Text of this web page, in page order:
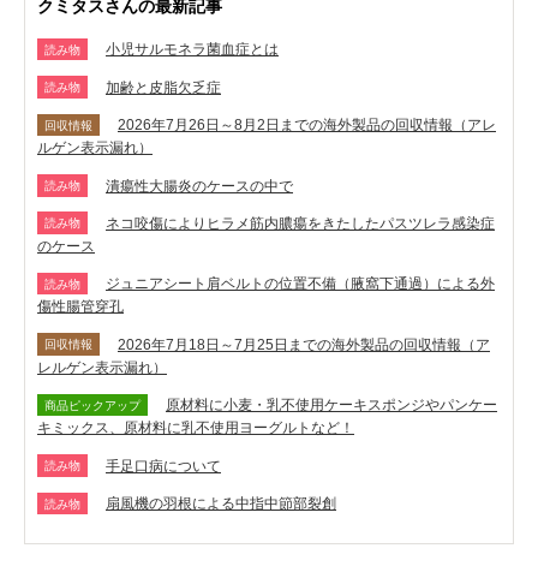
クミタスさんの最新記事
読み物 小児サルモネラ菌血症とは
読み物 加齢と皮脂欠乏症
回収情報
2026年7月26日～8月2日までの海外製品の回収情報（アレ
ルゲン表示漏れ）
読み物 潰瘍性大腸炎のケースの中で
読み物
ネコ咬傷によりヒラメ筋内膿瘍をきたしたパスツレラ感染症
のケース
読み物
ジュニアシート肩ベルトの位置不備（腋窩下通過）による外
傷性腸管穿孔
回収情報
2026年7月18日～7月25日までの海外製品の回収情報（ア
レルゲン表示漏れ）
商品ピックアップ
原材料に小麦・乳不使用ケーキスポンジやパンケー
キミックス、原材料に乳不使用ヨーグルトなど！
読み物 手足口病について
読み物 扇風機の羽根による中指中節部裂創